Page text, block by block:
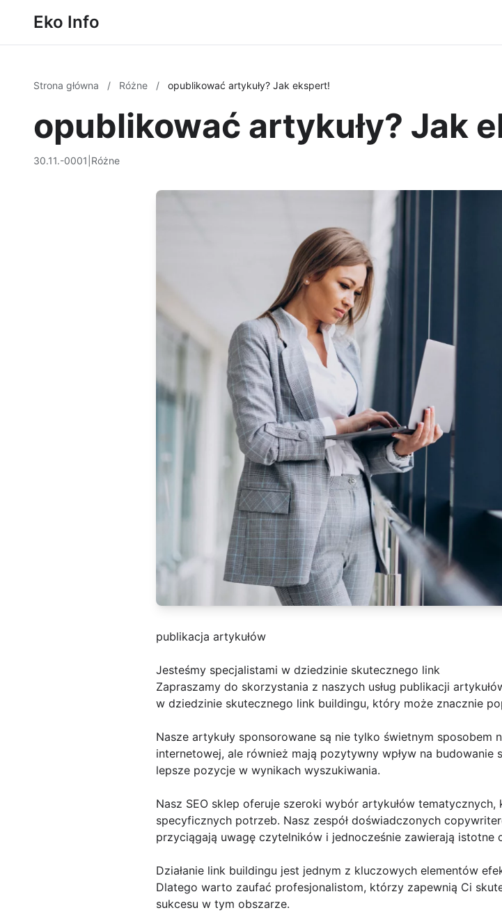
Eko Info
Strona główna / Różne / opublikować artykuły? Jak ekspert!
opublikować artykuły? Jak
30.11.-0001 Różne
publikacja artykułów
Jesteśmy specjalistami w dziedzinie skutecznego link
Zapraszamy do skorzystania z naszych usług publikacji
w dziedzinie skutecznego link buildingu, który może znacznie
Nasze artykuły sponsorowane są nie tylko świetnym
internetowej, ale również mają pozytywny wpływ na
lepsze pozycje w wynikach wyszukiwania.
Nasz SEO sklep oferuje szeroki wybór artykułów
specyficznych potrzeb. Nasz zespół doświadczonych
przyciągają uwagę czytelników i jednocześnie zawierają istotne
Działanie link buildingu jest jednym z kluczowych elementów
Dlatego warto zaufać profesjonalistom, którzy zapewnią Ci
sukcesu w tym obszarze.